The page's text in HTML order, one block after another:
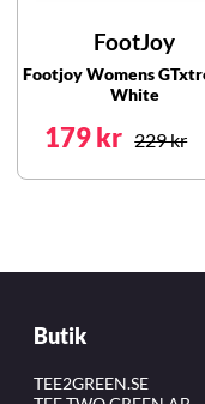
FootJoy
Footjoy Womens
White
179 kr 229 kr
Butik
TEE2GREEN.SE